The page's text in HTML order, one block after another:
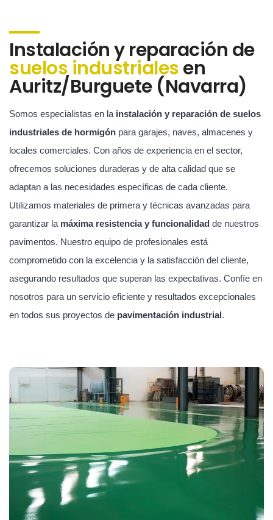
Instalación y reparación de
suelos industrialesen
Auritz/Burguete (Navarra)
Somos especialistas en la instalación y reparación de suelos
industriales de hormigón para garajes, naves, almacenes y
locales comerciales. Con años de experiencia en el sector,
ofrecemos soluciones duraderas y de alta calidad que se
adaptan a las necesidades específicas de cada cliente.
Utilizamos materiales de primera y técnicas avanzadas para
garantizar la máxima resistencia y funcionalidad de nuestros
pavimentos. Nuestro equipo de profesionales está
comprometido con la excelencia y la satisfacción del cliente,
asegurando resultados que superan las expectativas. Confíe en
nosotros para un servicio eficiente y resultados excepcionales
en todos sus proyectos de pavimentación industrial.